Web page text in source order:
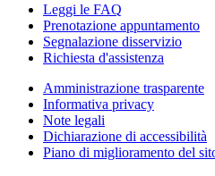
Leggi le FAQ
Prenotazione appuntamento
Segnalazione disservizio
Richiesta d'assistenza
Amministrazione trasparente
Informativa privacy
Note legali
Dichiarazione di accessibilità
Piano di miglioramento del